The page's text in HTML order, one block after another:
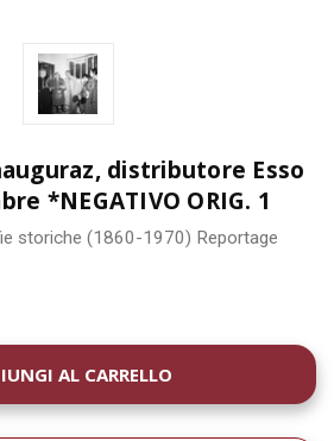
distributore Esso
*NEGATIVO ORIG. 1
storiche (1860-1970) Reportage